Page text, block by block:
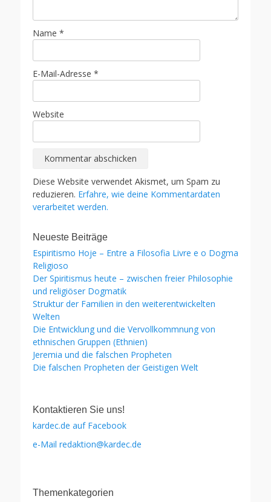
Name *
E-Mail-Adresse *
Website
Diese Website verwendet Akismet, um Spam zu
reduzieren. Erfahre, wie deine Kommentardaten
verarbeitet werden.
Neueste Beiträge
Espiritismo Hoje – Entre a Filosofia Livre e o Dogma
Religioso
Der Spiritismus heute – zwischen freier Philosophie
und religiöser Dogmatik
Struktur der Familien in den weiterentwickelten
Welten
Die Entwicklung und die Vervollkommnung von
ethnischen Gruppen (Ethnien)
Jeremia und die falschen Propheten
Die falschen Propheten der Geistigen Welt
Kontaktieren Sie uns!
kardec.de auf Facebook
e-Mail redaktion@kardec.de
Themenkategorien